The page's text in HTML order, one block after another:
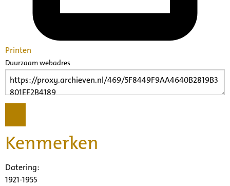
Printen
Duurzaam webadres
Kenmerken
Datering:
1921-1955